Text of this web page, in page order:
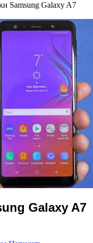
Samsung Galaxy A7
Galaxy A7